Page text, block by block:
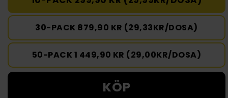
30-PACK 879,90 KR (29,33KR/DOSA)
50-PACK 1 449,90 KR (29,00KR/DOSA)
KÖP